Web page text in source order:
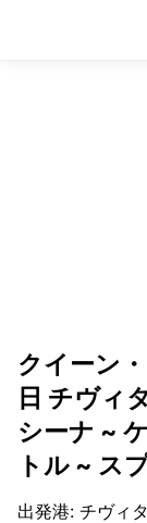
クイーン
日 チヴィ
シーナ ~
トル ~ ス
出発港: チヴィ